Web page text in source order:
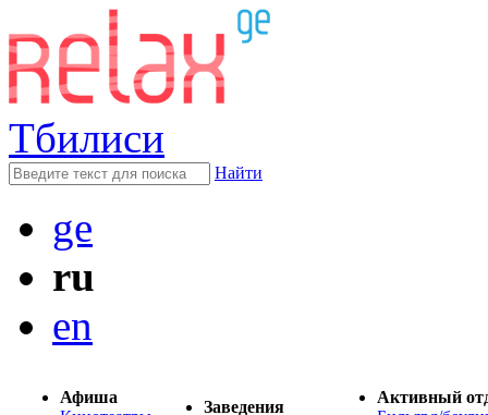
Тбилиси
Найти
ge
ru
en
Афиша
Заведения
Активный